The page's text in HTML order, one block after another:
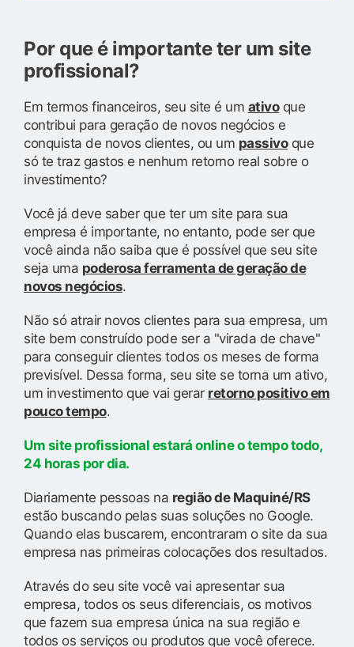
Por que é importante ter um site
profissional?
Em termos financeiros, seu site é um ativoque
contribui para geração de novos negócios e
conquista de novos clientes, ou um passivoque
só te traz gastos e nenhum retorno real sobre o
investimento?
Você já deve saber que ter um site para sua
empresa é importante, no entanto, pode ser que
você ainda não saiba que é possível que seu site
seja uma poderosa ferramenta de geração de
novos negócios.
Não só atrair novos clientes para sua empresa, um
site bem construído pode ser a "virada de chave"
para conseguir clientes todos os meses de forma
previsível. Dessa forma, seu site se torna um ativo,
um investimento que vai gerar retorno positivo em
pouco tempo.
Um site profissional estará online o tempo todo,
24 horas por dia.
Diariamente pessoas na região de Maquiné/RS
estão buscando pelas suas soluções no Google.
Quando elas buscarem, encontraram o site da sua
empresa nas primeiras colocações dos resultados.
Através do seu site você vai apresentar sua
empresa, todos os seus diferenciais, os motivos
que fazem sua empresa única na sua região e
todos os serviços ou produtos que você oferece.